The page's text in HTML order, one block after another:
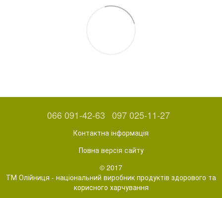
066 091-42-63 097 025-11-27
Контактна інформація
Повна версія сайту
© 2017
ТМ Олійниця - національний виробник продуктів здорового та
корисного харчування